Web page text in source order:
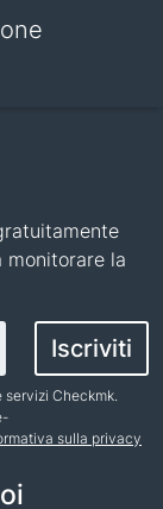
la
Iscriviti
Checkmk.
sulla privacy